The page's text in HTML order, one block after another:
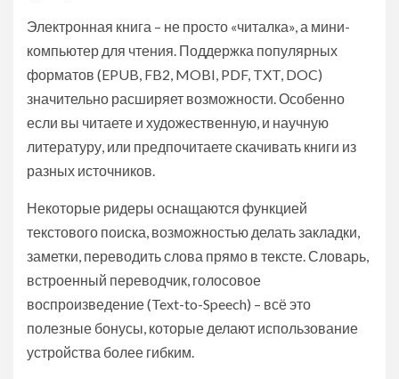
Электронная книга – не просто «читалка», а мини-
компьютер для чтения. Поддержка популярных
форматов (EPUB, FB2, MOBI, PDF, TXT, DOC)
значительно расширяет возможности. Особенно
если вы читаете и художественную, и научную
литературу, или предпочитаете скачивать книги из
разных источников.
Некоторые ридеры оснащаются функцией
текстового поиска, возможностью делать закладки,
заметки, переводить слова прямо в тексте. Словарь,
встроенный переводчик, голосовое
воспроизведение (Text-to-Speech) – всё это
полезные бонусы, которые делают использование
устройства более гибким.